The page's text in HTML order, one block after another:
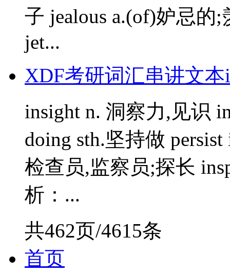
子 jealous a.(of)妒忌的
jet...
XDF考研词汇串讲文本
insight n. 洞察力,见识
doing sth.坚持做
检查员,监察员;探长
析：...
共462页/4615条
首页